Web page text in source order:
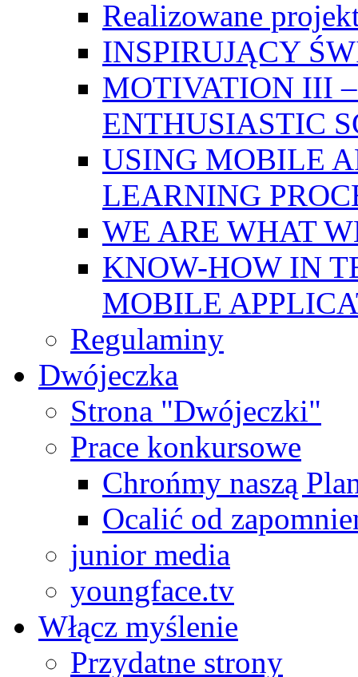
Realizowane
INSPIRUJĄCY
MOTIVATION III
ENTHUSIASTIC
USING MOBILE
LEARNING
WE ARE WHAT
KNOW-HOW IN
MOBILE
Regulaminy
Dwójeczka
Strona "Dwójeczki"
Prace konkursowe
Chrońmy naszą
Ocalić od
junior media
youngface.tv
Włącz myślenie
Przydatne strony